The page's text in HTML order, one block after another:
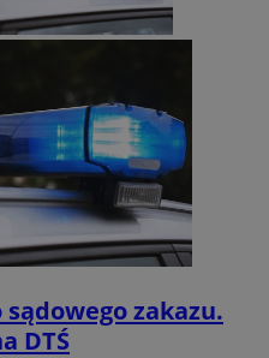
zakazu.
DTŚ